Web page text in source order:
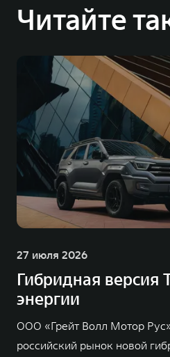
Читайте
27 июля 2026
Гибридная версия
энергии
ООО «Грейт Волл Мотор
российский рынок новой